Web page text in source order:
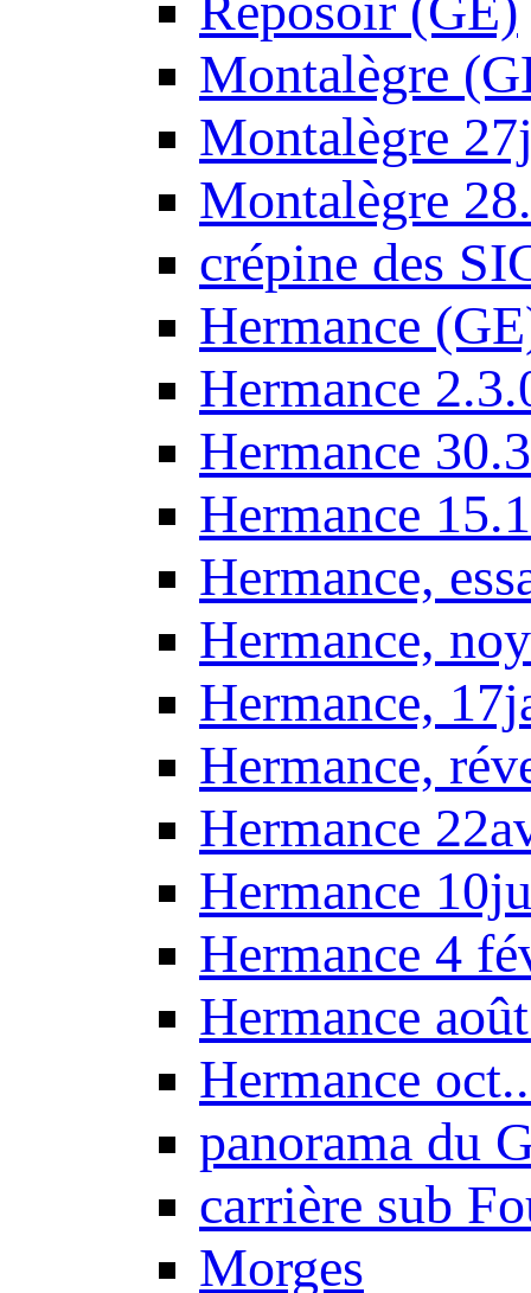
Montalègre
Montalègre
Montalègre
crépine des
Hermance
Hermance
Hermance
Hermance
Hermance,
Hermance,
Hermance,
Hermance,
Hermance
Hermance
Hermance 4
Hermance
Hermance
panorama du
carrière sub
Morges